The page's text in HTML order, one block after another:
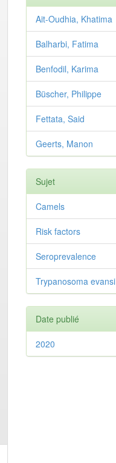
Ait-Oudhia, Khatima
Balharbi, Fatima
Benfodil, Karima
Büscher, Philippe
Fettata, Said
Geerts, Manon
Sujet
Camels
Risk factors
Seroprevalence
Trypanosoma evansi
Date publié
2020